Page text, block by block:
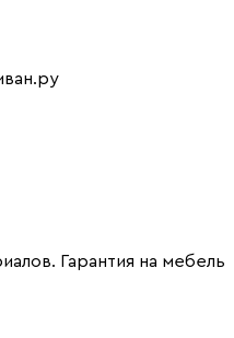
Гарантия на мебель